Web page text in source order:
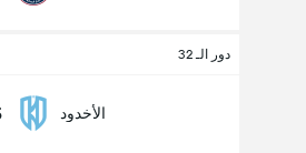
دور الـ 32
الأخدود